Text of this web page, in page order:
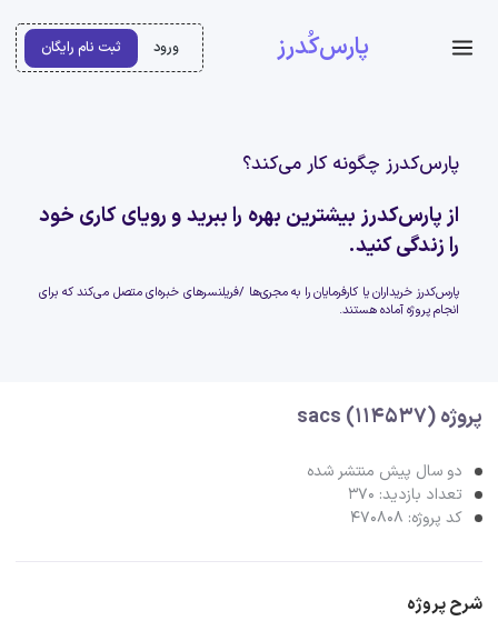
پارس‌کُدرز ورود ثبت نام رایگان
پارس‌کدرز چگونه کار می‌کند؟
از پارس‌کدرز بیشترین بهره را ببرید و رویای کاری خود
را زندگی کنید.
پارس‌کدرز خریداران یا کارفرمایان را به مجری‌ها /فریلنسرهای خبره‌ای متصل می‌کند که برای
انجام پروژه آماده هستند.
پروژه sacs (114537)
دو سال پیش منتشر شده
تعداد بازدید: 370
کد پروژه: 470808
شرح پروژه